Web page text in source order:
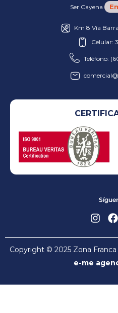
Ser Cayena
Km 8 Vía
Celular:
Teléfono:
Copyright © 2025 Zona
e-me